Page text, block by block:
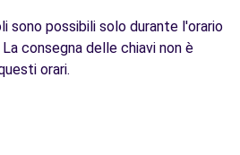
sono possibili solo durante l'orario
consegna delle chiavi non è
orari.